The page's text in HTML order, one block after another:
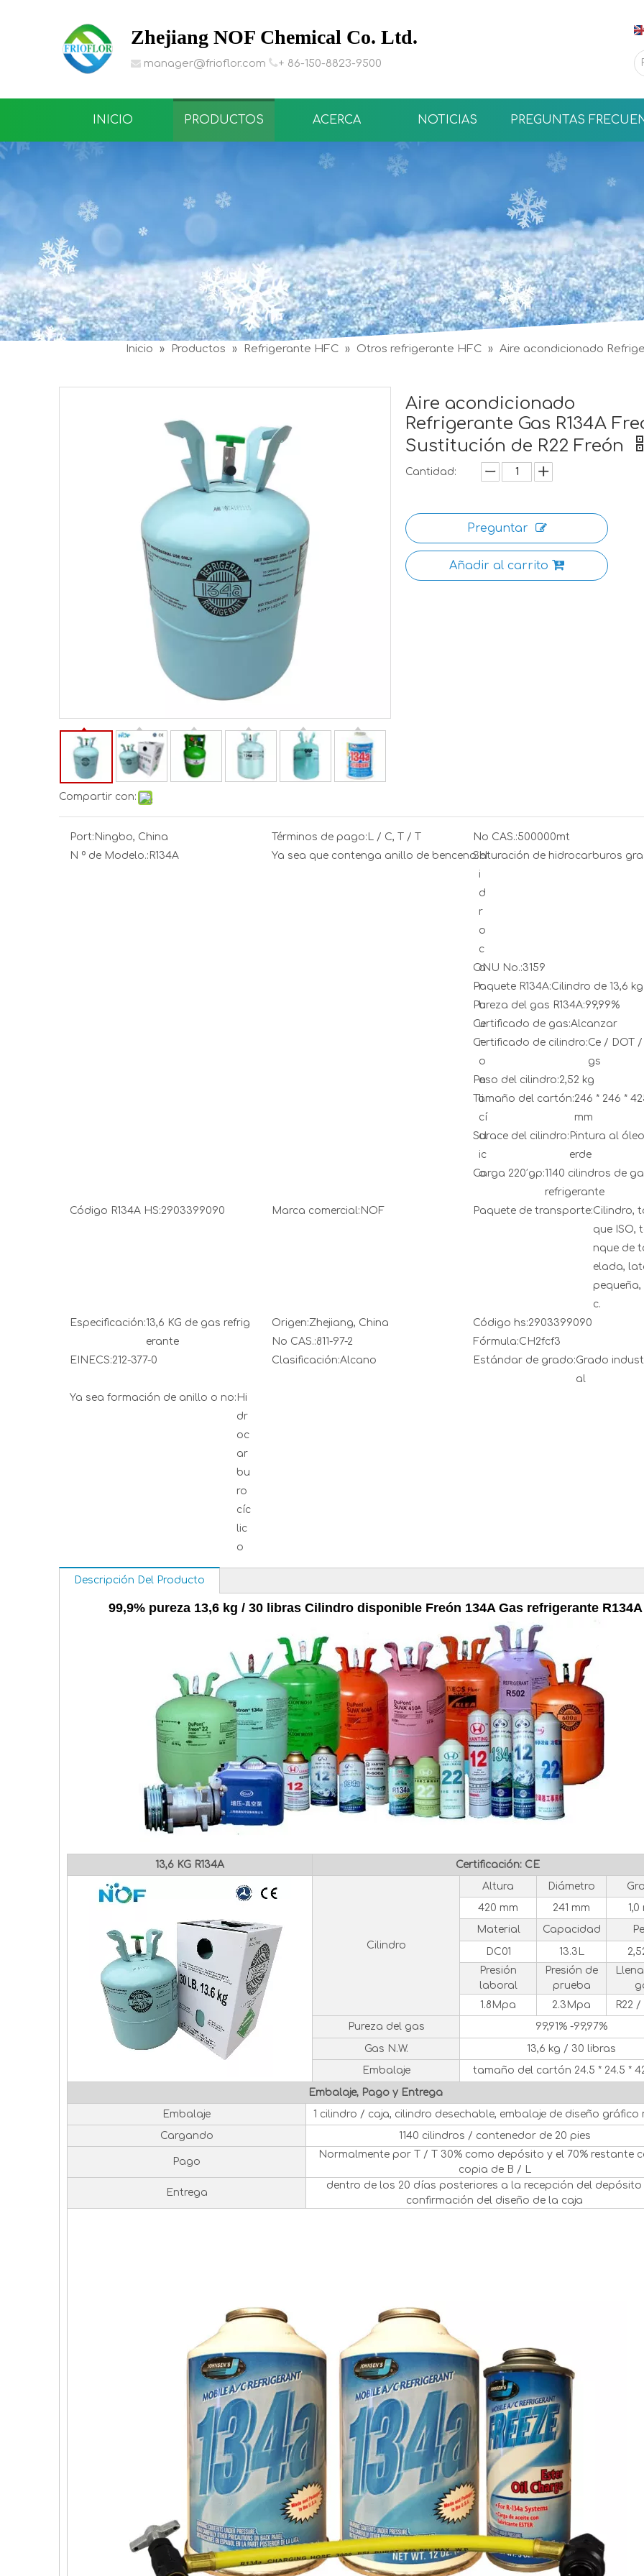
Zhejiang NOF Chemical Co. Ltd.
 manager@frioflor.com + 86-150-8823-9500
INICIO PRODUCTOS ACERCA NOTICIAS PREGUNTAS
Inicio » Productos » Refrigerante HFC » Otros refrigerante HFC » Aire acondicionado
Compartir con:
Aire acondicionado
Refrigerante Gas R134A
Sustitución de R22 Freón
Cantidad:
Preguntar
Añadir al carrito
Port: Ningbo, China Términos de pago: L / C, T / T No CAS.:500000mt
N º de Modelo.: R134A Ya sea que contenga anillo de benceno:H
i
d
r
o
c
a
r
b
u
r
o
a
li
cí
cl
ic
o
Saturación de hidrocarburos
ONU No.:3159
Paquete R134A:Cilindro de 13,6 kg
Pureza del gas R134A:99,99%
Certificado de gas:Alcanzar
Certificado de cilindro:Ce / DOT /
gs
Peso del cilindro:2,52 kg
Tamaño del cartón:246 * 246 *
mm
Surace del cilindro: Pintura al
erde
Carga 220′gp:1140 cilindros de
refrigerante
Código R134A HS:2903399090 Marca comercial: NOF Paquete de transporte:Cilindro,
que ISO,
nque de
elada,
pequeña,
c.
Especificación:13,6 KG de gas refrig
erante
Origen:Zhejiang, China Código hs:2903399090
No CAS.:811-97-2 Fórmula:CH2fcf3
EINECS:212-377-0 Clasificación:Alcano Estándar de grado:Grado
al
Ya sea formación de anillo o no: Hi
dr
oc
ar
bu
ro
cíc
lic
o
Descripción Del Producto
99,9% pureza 13,6 kg / 30 libras Cilindro disponible Freón 134A Gas refrigerante R134A
13,6 KG R134A Certificación: CE
Cilindro
Altura Diámetro
420 mm
241 mm
1,0
Material
Capacidad
DC01 13.3L
Presión
laboral
Presión de
prueba
1.8Mpa
2.3Mpa
R22 /
Pureza del gas
99,91% -99,97%
Gas N.W.
13,6 kg / 30 libras
Embalaje
tamaño del cartón 24.5 * 24.5 *
Embalaje, Pago y Entrega
Embalaje
1 cilindro / caja, cilindro desechable, embalaje de diseño gráfico
Cargando
1140 cilindros / contenedor de 20 pies
Pago
Normalmente por T / T 30% como depósito y el 70% restante
copia de B / L
Entrega
dentro de los 20 días posteriores a la recepción del depósito
confirmación del diseño de la caja